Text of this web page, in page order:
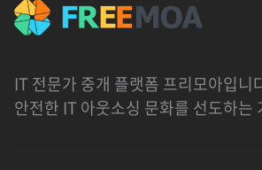
IT 전문가 중개 플랫폼 프리모아입니
안전한 IT 아웃소싱 문화를 선도하는